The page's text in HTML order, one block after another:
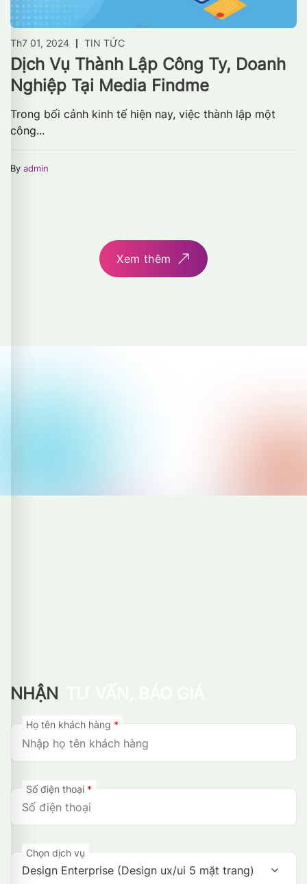
Th7 01, 2024 TIN TỨC
Dịch Vụ Thành Lập Công Ty, Doanh
Nghiệp Tại Media Findme
Trong bối cảnh kinh tế hiện nay, việc thành lập một
công...
By admin
Xem thêm
NHẬN
Họ tên khách hàng *
Số điện thoại *
Chọn dịch vụ